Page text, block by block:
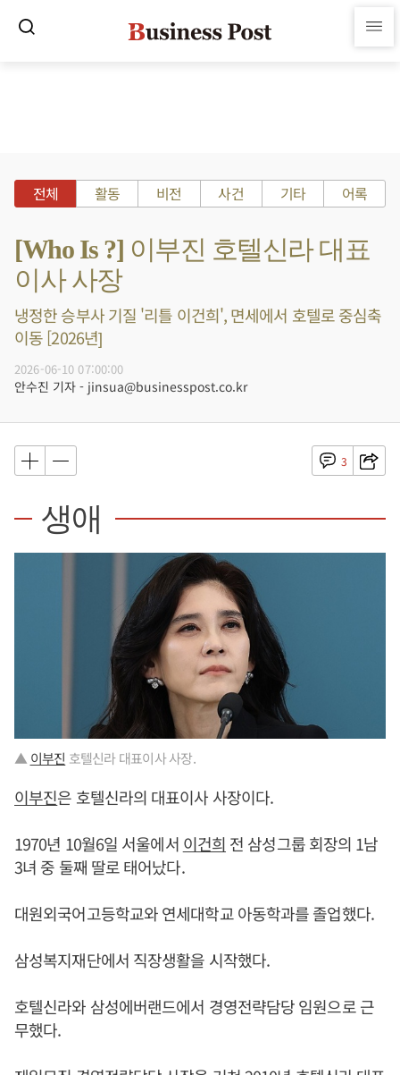
전체 활동 비전 사건 기타 어록
[Who Is ?] 이부진 호텔신라 대표
이사 사장
냉정한 승부사 기질 '리틀 이건희', 면세에서 호텔로 중심축
이동 [2026년]
2026-06-10 07:00:00
안수진 기자 - jinsua@businesspost.co.kr
3
생애
▲ 이부진 호텔신라 대표이사 사장.
이부진은 호텔신라의 대표이사 사장이다.
1970년 10월6일 서울에서 이건희 전 삼성그룹 회장의 1남
3녀 중 둘째 딸로 태어났다.
대원외국어고등학교와 연세대학교 아동학과를 졸업했다.
삼성복지재단에서 직장생활을 시작했다.
호텔신라와 삼성에버랜드에서 경영전략담당 임원으로 근
무했다.